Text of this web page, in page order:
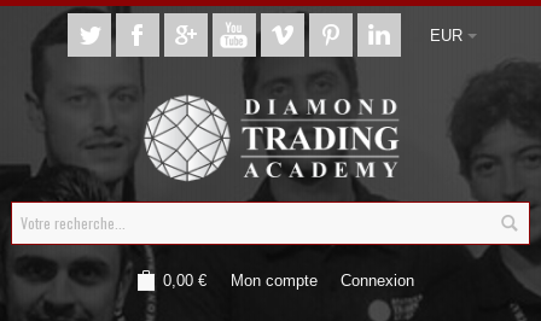
EUR
0,00 € Mon compte Connexion